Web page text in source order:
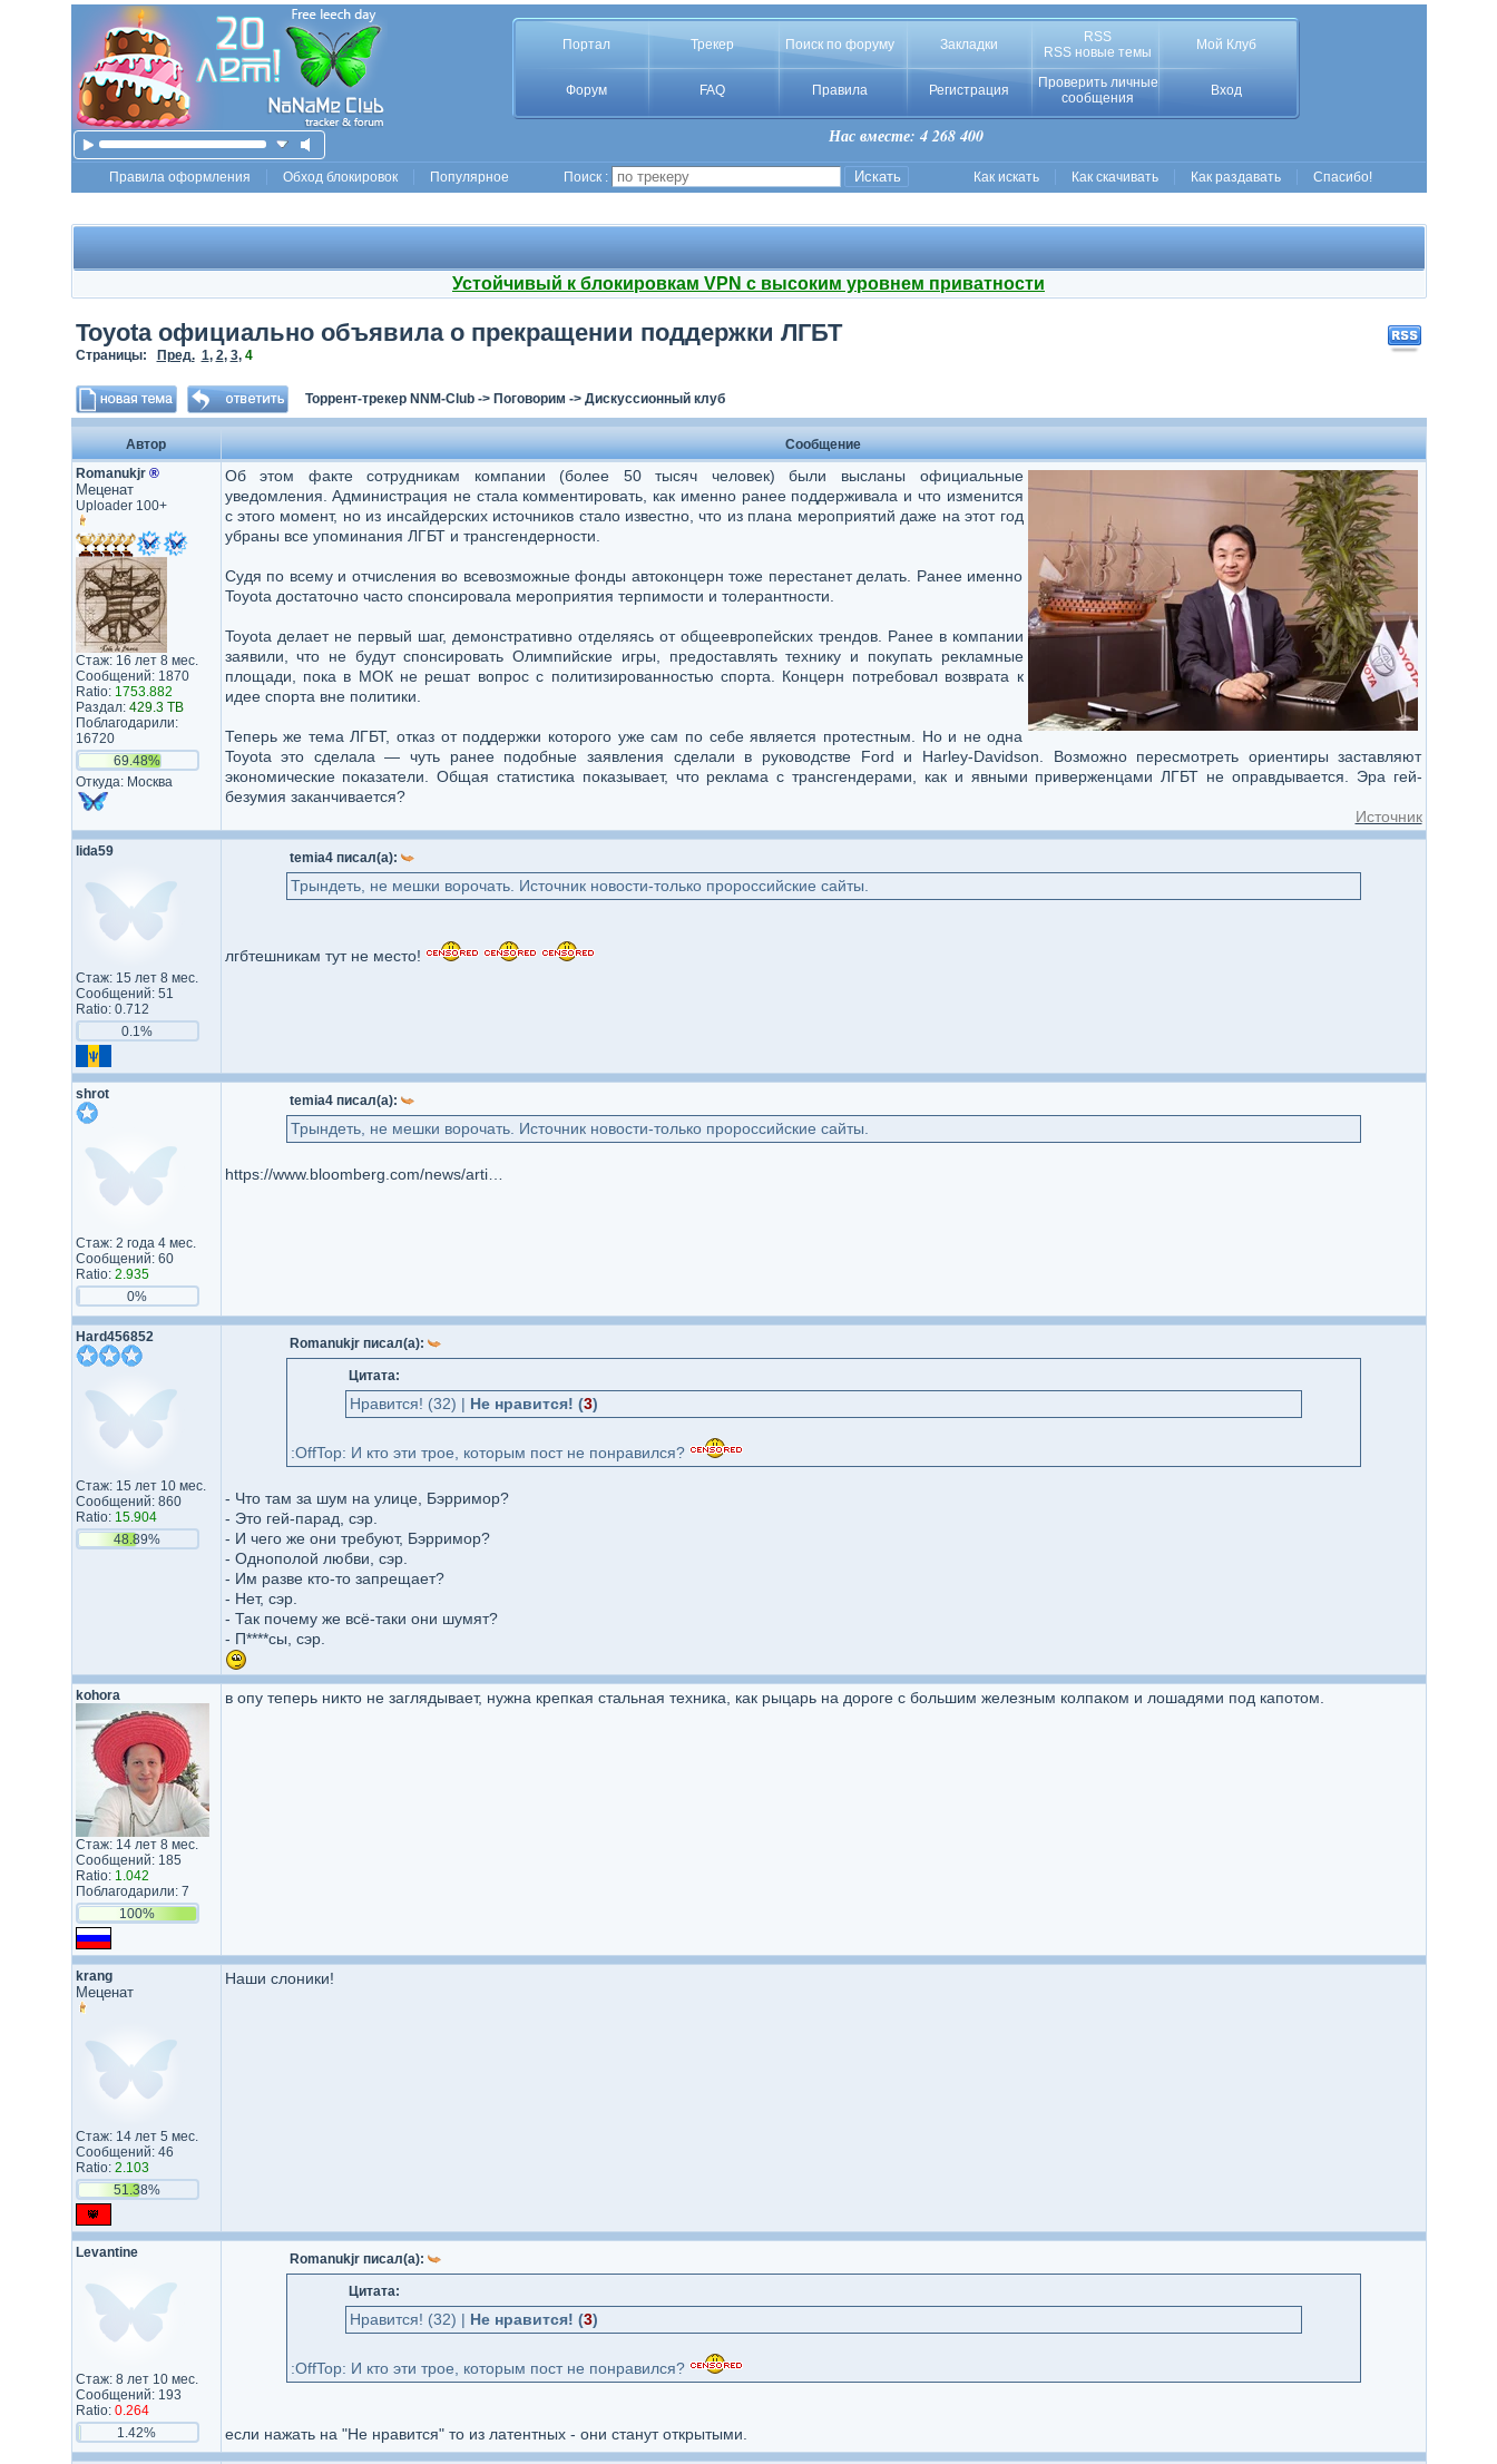
Портал Трекер Поиск по форуму Закладки
RSS
RSS новые темы
Мой Клуб
Форум FAQ Правила Регистрация
Проверить личные
сообщения
Вход
Нас вместе: 4 268 400
Правила оформления Обход блокировок Популярное Поиск : Как искать Как скачивать Как раздавать Спасибо!
Устойчивый к блокировкам VPN с высоким уровнем приватности
Toyota официально объявила о прекращении поддержки ЛГБТ
Страницы: Пред. 1, 2, 3, 4
Торрент-трекер NNM-Club-> Поговорим -> Дискуссионный клуб
Автор
Сообщение
Romanukjr ®
Меценат
Uploader 100+
Стаж: 16 лет 8 мес.
Сообщений: 1870
Ratio: 1753.882
Раздал: 429.3 TB
Поблагодарили:
16720
69.48%
Откуда: Москва
Об этом факте сотрудникам компании (более 50 тысяч человек) были высланы официальные
уведомления. Администрация не стала комментировать, как именно ранее поддерживала и что изменится
с этого момент, но из инсайдерских источников стало известно, что из плана мероприятий даже на этот год
убраны все упоминания ЛГБТ и трансгендерности.
Судя по всему и отчисления во всевозможные фонды автоконцерн тоже перестанет делать. Ранее именно
Toyota достаточно часто спонсировала мероприятия терпимости и толерантности.
Toyota делает не первый шаг, демонстративно отделяясь от общеевропейских трендов. Ранее в компании
заявили, что не будут спонсировать Олимпийские игры, предоставлять технику и покупать рекламные
площади, пока в МОК не решат вопрос с политизированностью спорта. Концерн потребовал возврата к
идее спорта вне политики.
Теперь же тема ЛГБТ, отказ от поддержки которого уже сам по себе является протестным. Но и не одна
Toyota это сделала — чуть ранее подобные заявления сделали в руководстве Ford и Harley-Davidson. Возможно пересмотреть ориентиры заставляют
экономические показатели. Общая статистика показывает, что реклама с трансгендерами, как и явными приверженцами ЛГБТ не оправдывается. Эра гей-
безумия заканчивается?
Источник
lida59
Стаж: 15 лет 8 мес.
Сообщений: 51
Ratio: 0.712
0.1%
temia4 писал(а):
Трындеть, не мешки ворочать. Источник новости-только пророссийские сайты.
лгбтешникам тут не место!
shrot
Стаж: 2 года 4 мес.
Сообщений: 60
Ratio: 2.935
0%
temia4 писал(а):
Трындеть, не мешки ворочать. Источник новости-только пророссийские сайты.
https://www.bloomberg.com/news/articles/2024-10-03/toyota-curbs-dei-policy-after-activist-attack-over-lgbtq-support
Hard456852
Стаж: 15 лет 10 мес.
Сообщений: 860
Ratio: 15.904
48.89%
Romanukjr писал(а):
Цитата:
Нравится! (32) | Не нравится! (3)
:OffTop: И кто эти трое, которым пост не понравился?
- Что там за шум на улице, Бэрримор?
- Это гей-парад, сэр.
- И чего же они требуют, Бэрримор?
- Однополой любви, сэр.
- Им разве кто-то запрещает?
- Нет, сэр.
- Так почему же всё-таки они шумят?
- П****сы, сэр.
kohora
Стаж: 14 лет 8 мес.
Сообщений: 185
Ratio: 1.042
Поблагодарили: 7
100%
в опу теперь никто не заглядывает, нужна крепкая стальная техника, как рыцарь на дороге с большим железным колпаком и лошадями под капотом.
krang
Меценат
Стаж: 14 лет 5 мес.
Сообщений: 46
Ratio: 2.103
51.38%
Наши слоники!
Levantine
Стаж: 8 лет 10 мес.
Сообщений: 193
Ratio: 0.264
1.42%
Romanukjr писал(а):
Цитата:
Нравится! (32) | Не нравится! (3)
:OffTop: И кто эти трое, которым пост не понравился?
если нажать на "Не нравится" то из латентных - они станут открытыми.